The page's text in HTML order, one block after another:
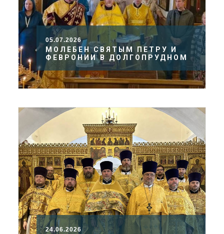
05.07.2026
МОЛЕБЕН СВЯТЫМ ПЕТРУ И
ФЕВРОНИИ В ДОЛГОПРУДНОМ
24.06.2026